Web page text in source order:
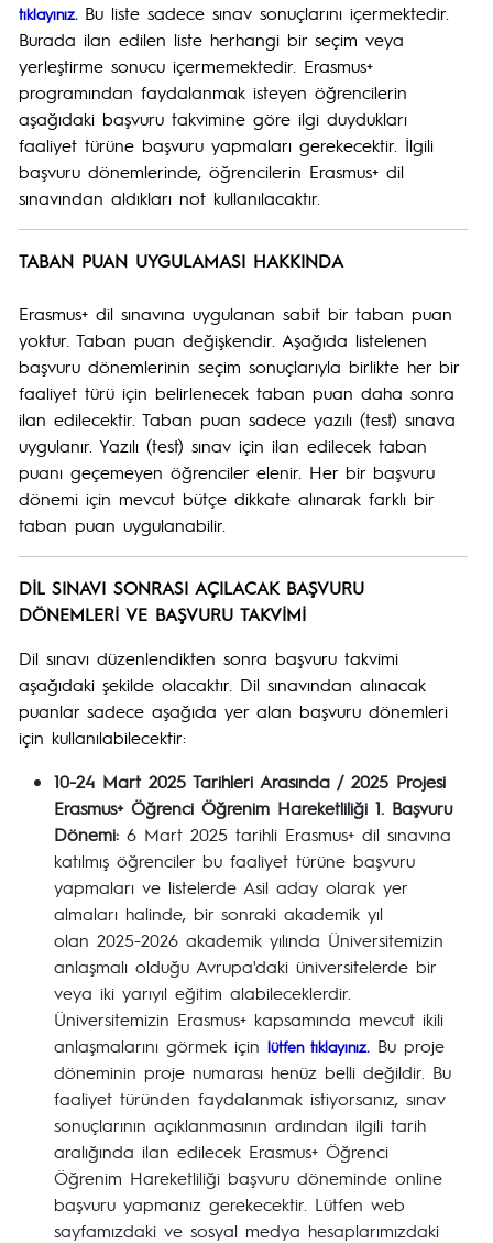
tıklayınız. Bu liste sadece sınav sonuçlarını içermektedir.
Burada ilan edilen liste herhangi bir seçim veya
yerleştirme sonucu içermemektedir. Erasmus+
programından faydalanmak isteyen öğrencilerin
aşağıdaki başvuru takvimine göre ilgi duydukları
faaliyet türüne başvuru yapmaları gerekecektir. İlgili
başvuru dönemlerinde, öğrencilerin Erasmus+ dil
sınavından aldıkları not kullanılacaktır.
TABAN PUAN UYGULAMASI HAKKINDA
Erasmus+ dil sınavına uygulanan sabit bir taban puan
yoktur. Taban puan değişkendir. Aşağıda listelenen
başvuru dönemlerinin seçim sonuçlarıyla birlikte her bir
faaliyet türü için belirlenecek taban puan daha sonra
ilan edilecektir. Taban puan sadece yazılı (test) sınava
uygulanır. Yazılı (test) sınav için ilan edilecek taban
puanı geçemeyen öğrenciler elenir. Her bir başvuru
dönemi için mevcut bütçe dikkate alınarak farklı bir
taban puan uygulanabilir.
DİL SINAVI SONRASI AÇILACAK BAŞVURU
DÖNEMLERİ VE BAŞVURU TAKVİMİ
Dil sınavı düzenlendikten sonra başvuru takvimi
aşağıdaki şekilde olacaktır. Dil sınavından alınacak
puanlar sadece aşağıda yer alan başvuru dönemleri
için kullanılabilecektir:
10-24 Mart 2025 Tarihleri Arasında / 2025 Projesi
Erasmus+ Öğrenci Öğrenim Hareketliliği 1. Başvuru
Dönemi: 6 Mart 2025 tarihli Erasmus+ dil sınavına
katılmış öğrenciler bu faaliyet türüne başvuru
yapmaları ve listelerde Asil aday olarak yer
almaları halinde, bir sonraki akademik yıl
olan 2025-2026 akademik yılında Üniversitemizin
anlaşmalı olduğu Avrupa'daki üniversitelerde bir
veya iki yarıyıl eğitim alabileceklerdir.
Üniversitemizin Erasmus+ kapsamında mevcut ikili
anlaşmalarını görmek için lütfen tıklayınız. Bu proje
döneminin proje numarası henüz belli değildir. Bu
faaliyet türünden faydalanmak istiyorsanız, sınav
sonuçlarının açıklanmasının ardından ilgili tarih
aralığında ilan edilecek Erasmus+ Öğrenci
Öğrenim Hareketliliği başvuru döneminde online
başvuru yapmanız gerekecektir. Lütfen web
sayfamızdaki ve sosyal medya hesaplarımızdaki